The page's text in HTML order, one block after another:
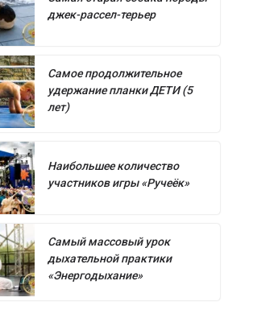
джек-рассел-терьер
Самое продолжительное
удержание планки ДЕТИ (5
лет)
Наибольшее количество
участников игры «Ручеёк»
Самый массовый урок
дыхательной практики
«Энергодыхание»